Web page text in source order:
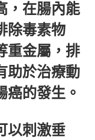
，在腸內能
除毒素物
重金屬，排
助於治療動
癌的發生。
以刺激垂